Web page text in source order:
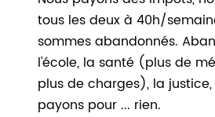
tous les deux à 40h/
sommes abandonnés.
l'école, la santé (plus de
plus de charges), la justice,
payons pour ... rien.